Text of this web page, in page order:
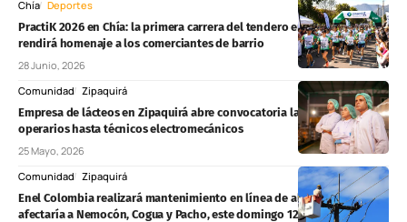
Chía Deportes
PractiK 2026 en Chía: la primera carrera del tendero en Colombia
rendirá homenaje a los comerciantes de barrio
28 Junio, 2026
Comunidad Zipaquirá
Empresa de lácteos en Zipaquirá abre convocatoria laboral: desde
operarios hasta técnicos electromecánicos
25 Mayo, 2026
Comunidad Zipaquirá
Enel Colombia realizará mantenimiento en línea de alta tensión que
afectaría a Nemocón, Cogua y Pacho, este domingo 12 de julio